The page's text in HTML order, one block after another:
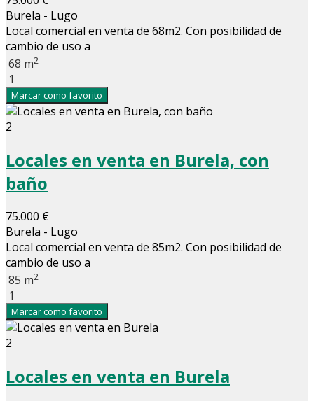
Burela - Lugo
Local comercial en venta de 68m2. Con posibilidad de
cambio de uso a
68 m2
1
Marcar como favorito
2
Locales en venta en Burela, con
baño
75.000 €
Burela - Lugo
Local comercial en venta de 85m2. Con posibilidad de
cambio de uso a
85 m2
1
Marcar como favorito
2
Locales en venta en Burela